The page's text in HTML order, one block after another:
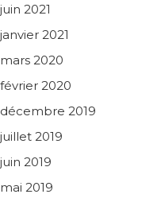
juin 2021
janvier 2021
mars 2020
février 2020
décembre 2019
juillet 2019
juin 2019
mai 2019